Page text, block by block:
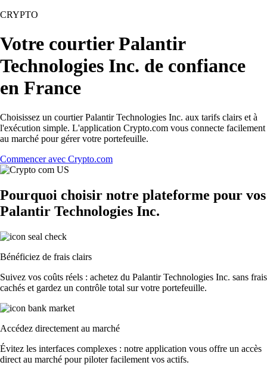
CRYPTO
Votre courtier Palantir
Technologies Inc. de confiance
en France
Choisissez un courtier Palantir Technologies Inc. aux tarifs clairs et à
l'exécution simple. L'application Crypto.com vous connecte facilement
au marché pour gérer votre portefeuille.
Commencer avec Crypto.com
Pourquoi choisir notre plateforme pour vos
Palantir Technologies Inc.
Bénéficiez de frais clairs
Suivez vos coûts réels : achetez du Palantir Technologies Inc. sans frais
cachés et gardez un contrôle total sur votre portefeuille.
Accédez directement au marché
Évitez les interfaces complexes : notre application vous offre un accès
direct au marché pour piloter facilement vos actifs.